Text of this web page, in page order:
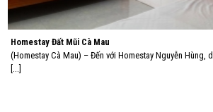
Homestay Đất Mũi Cà Mau
(Homestay Cà Mau) – Đến với Homestay Nguyễn Hùng,
[...]